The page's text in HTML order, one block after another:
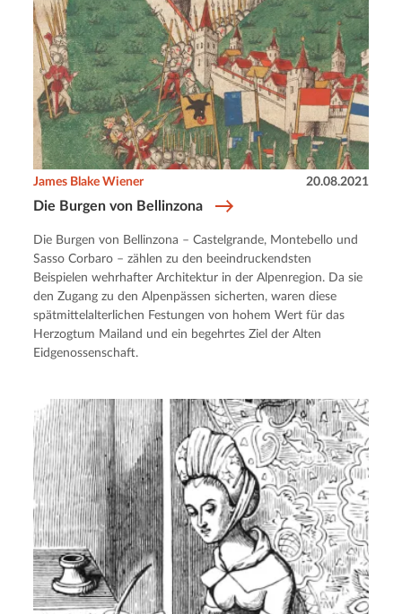
Die Burgen von Bellinzona
James Blake Wiener 20.08.2021
Die Burgen von Bellinzona – Castelgrande, Montebello und
Sasso Corbaro – zählen zu den beeindruckendsten
Beispielen wehrhafter Architektur in der Alpenregion. Da sie
den Zugang zu den Alpenpässen sicherten, waren diese
spätmittelalterlichen Festungen von hohem Wert für das
Herzogtum Mailand und ein begehrtes Ziel der Alten
Eidgenossenschaft.